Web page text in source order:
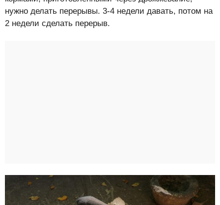
нужно делать перерывы. 3-4 недели давать, потом на
2 недели сделать перерыв.